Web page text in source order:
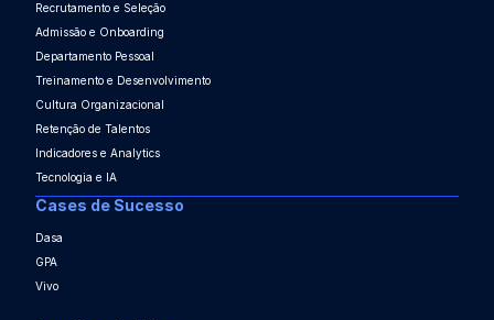
Recrutamento e Seleção
Admissão e Onboarding
Departamento Pessoal
Treinamento e Desenvolvimento
Cultura Organizacional
Retenção de Talentos
Indicadores e Analytics
Tecnologia e IA
Cases de Sucesso
Dasa
GPA
Vivo